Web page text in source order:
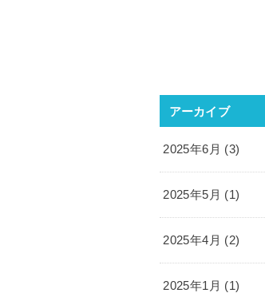
アーカイブ
2025年6月 (3)
2025年5月 (1)
2025年4月 (2)
2025年1月 (1)